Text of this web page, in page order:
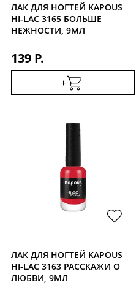
ЛАК ДЛЯ НОГТЕЙ KAPOUS
HI-LAC 3165 БОЛЬШЕ
НЕЖНОСТИ, 9МЛ
139 Р.
+
ЛАК ДЛЯ НОГТЕЙ KAPOUS
HI-LAC 3163 РАССКАЖИ О
ЛЮБВИ, 9МЛ